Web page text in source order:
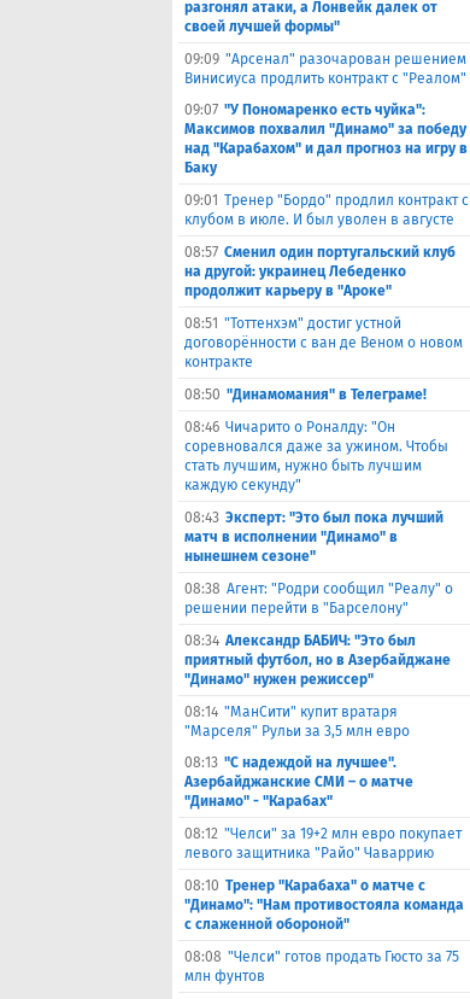
разгонял атаки, а Лонвейк далек от
своей лучшей формы"
09:09 "Арсенал" разочарован решением
Винисиуса продлить контракт с "Реалом"
09:07 "У Пономаренко есть чуйка":
Максимов похвалил "Динамо" за победу
над "Карабахом" и дал прогноз на игру в
Баку
09:01 Тренер "Бордо" продлил контракт с
клубом в июле. И был уволен в августе
08:57 Сменил один португальский клуб
на другой: украинец Лебеденко
продолжит карьеру в "Ароке"
08:51 "Тоттенхэм" достиг устной
договорённости с ван де Веном о новом
контракте
08:50 "Динамомания" в Телеграме!
08:46 Чичарито о Роналду: "Он
соревновался даже за ужином. Чтобы
стать лучшим, нужно быть лучшим
каждую секунду"
08:43 Эксперт: "Это был пока лучший
матч в исполнении "Динамо" в
нынешнем сезоне"
08:38 Агент: "Родри сообщил "Реалу" о
решении перейти в "Барселону"
08:34 Александр БАБИЧ: "Это был
приятный футбол, но в Азербайджане
"Динамо" нужен режиссер"
08:14 "МанСити" купит вратаря
"Марселя" Рульи за 3,5 млн евро
08:13 "С надеждой на лучшее".
Азербайджанские СМИ – о матче
"Динамо" - "Карабах"
08:12 "Челси" за 19+2 млн евро покупает
левого защитника "Райо" Чаваррию
08:10 Тренер "Карабаха" о матче с
"Динамо": "Нам противостояла команда
с слаженной обороной"
08:08 "Челси" готов продать Гюсто за 75
млн фунтов